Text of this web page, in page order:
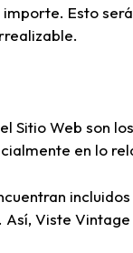
Esto
Sitio Web son
en lo
Así, Viste